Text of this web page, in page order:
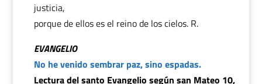
justicia,
porque de ellos es el reino de los cielos. R.
EVANGELIO
No he venido sembrar paz, sino espadas.
Lectura del santo Evangelio según san Mateo 10,